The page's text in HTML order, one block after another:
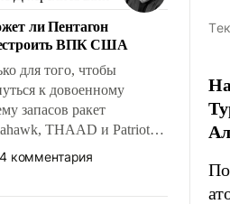
ли Пентагон
ВПК США
для того, чтобы
к довоенному
запасов ракет
THAAD и Patriot
более трех
Даже небольшая война с
4 комментария
По